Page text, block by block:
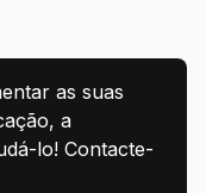
as suas
a
lo! Contacte-